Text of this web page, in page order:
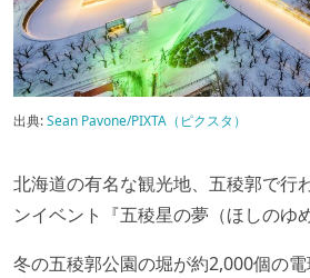
出典:Sean Pavone/PIXTA（ピクスタ）
北海道の有名な観光地、五稜郭で行
ンイベント『五稜星の夢（ほしのゆ
冬の五稜郭公園の堀が約2,000個の